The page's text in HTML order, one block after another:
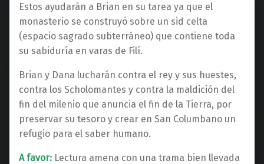
Estos ayudarán a Brian en su tarea ya que el
monasterio se construyó sobre un sid celta
(espacio sagrado subterráneo) que contiene toda
su sabiduría en varas de Filí.
Brian y Dana lucharán contra el rey y sus huestes,
contra los Scholomantes y contra la maldición del
fin del milenio que anuncia el fin de la Tierra, por
preservar su tesoro y crear en San Columbano un
refugio para el saber humano.
A favor: Lectura amena con una trama bien llevada